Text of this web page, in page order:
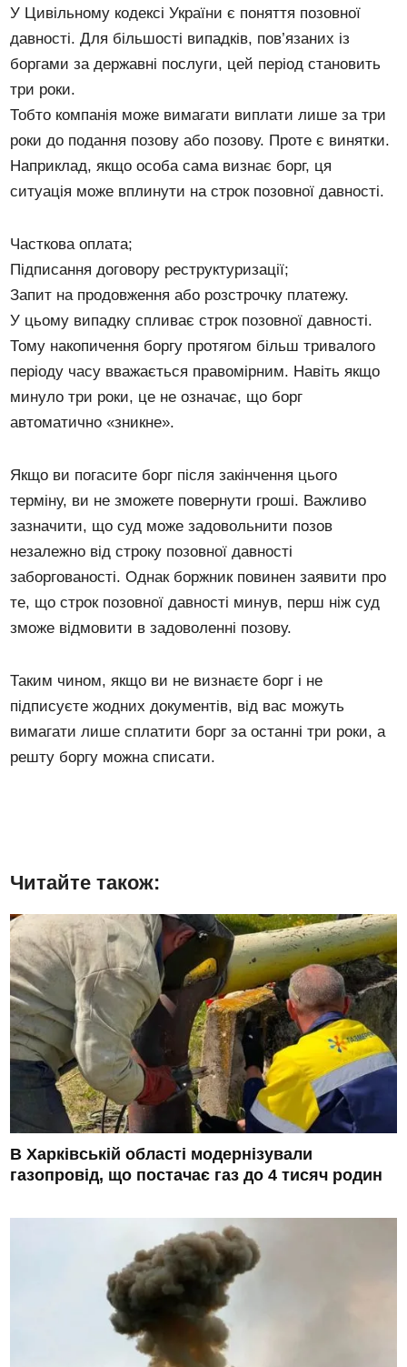
У Цивільному кодексі України є поняття позовної
давності. Для більшості випадків, пов’язаних із
боргами за державні послуги, цей період становить
три роки.
Тобто компанія може вимагати виплати лише за три
роки до подання позову або позову. Проте є винятки.
Наприклад, якщо особа сама визнає борг, ця
ситуація може вплинути на строк позовної давності.
Часткова оплата;
Підписання договору реструктуризації;
Запит на продовження або розстрочку платежу.
У цьому випадку спливає строк позовної давності.
Тому накопичення боргу протягом більш тривалого
періоду часу вважається правомірним. Навіть якщо
минуло три роки, це не означає, що борг
автоматично «зникне».
Якщо ви погасите борг після закінчення цього
терміну, ви не зможете повернути гроші. Важливо
зазначити, що суд може задовольнити позов
незалежно від строку позовної давності
заборгованості. Однак боржник повинен заявити про
те, що строк позовної давності минув, перш ніж суд
зможе відмовити в задоволенні позову.
Таким чином, якщо ви не визнаєте борг і не
підписуєте жодних документів, від вас можуть
вимагати лише сплатити борг за останні три роки, а
решту боргу можна списати.
Читайте також:
В Харківській області модернізували
газопровід, що постачає газ до 4 тисяч родин